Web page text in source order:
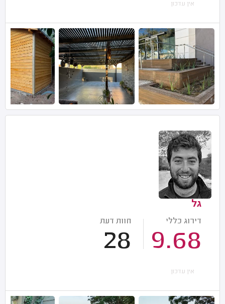
אין עדכון
גל
דירוג כללי
9.68
חוות דעת
28
אין עדכון